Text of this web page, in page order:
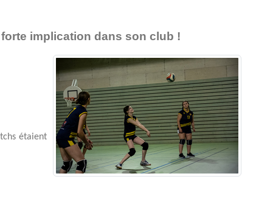
implication dans son club !
étaient